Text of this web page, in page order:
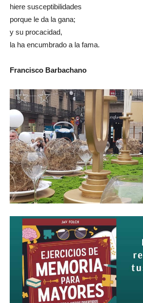
hiere susceptibilidades
porque le da la gana;
y su procacidad,
la ha encumbrado a la fama.
Francisco Barbachano